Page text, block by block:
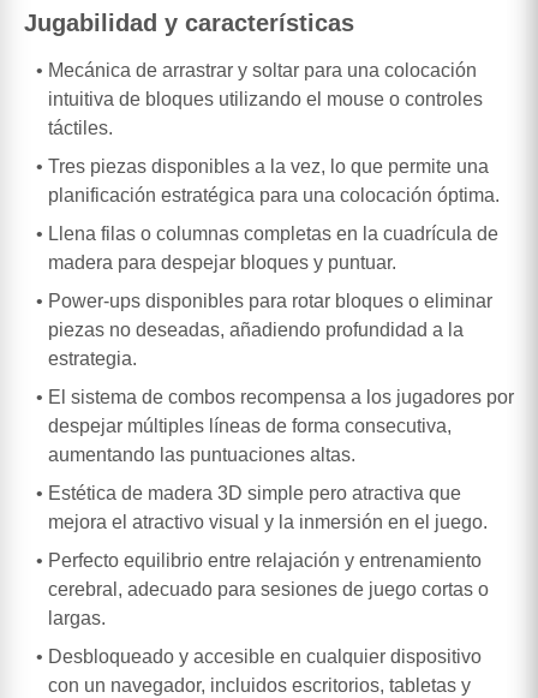
Jugabilidad y características
Mecánica de arrastrar y soltar para una colocación
intuitiva de bloques utilizando el mouse o controles
táctiles.
Tres piezas disponibles a la vez, lo que permite una
planificación estratégica para una colocación óptima.
Llena filas o columnas completas en la cuadrícula de
madera para despejar bloques y puntuar.
Power-ups disponibles para rotar bloques o eliminar
piezas no deseadas, añadiendo profundidad a la
estrategia.
El sistema de combos recompensa a los jugadores por
despejar múltiples líneas de forma consecutiva,
aumentando las puntuaciones altas.
Estética de madera 3D simple pero atractiva que
mejora el atractivo visual y la inmersión en el juego.
Perfecto equilibrio entre relajación y entrenamiento
cerebral, adecuado para sesiones de juego cortas o
largas.
Desbloqueado y accesible en cualquier dispositivo
con un navegador, incluidos escritorios, tabletas y